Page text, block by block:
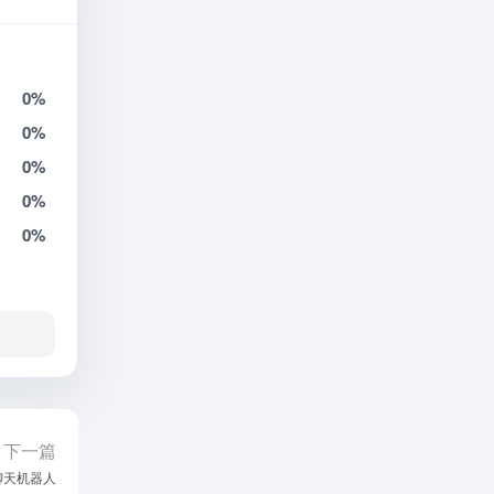
0%
0%
0%
0%
0%
下一篇
机器人